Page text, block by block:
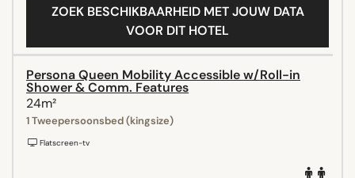
ZOEK BESCHIKBAARHEID MET JOUW DATA
VOOR DIT HOTEL
Persona Queen Mobility Accessible w/Roll-in
Shower & Comm. Features
24m²
1 Tweepersoonsbed (kingsize)
Flatscreen-tv